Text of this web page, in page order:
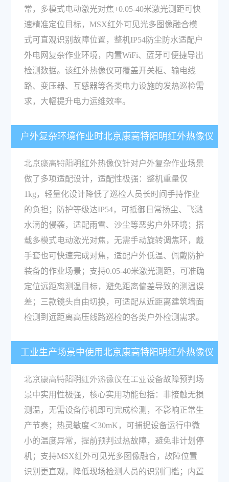
常，多模式电动激光对焦+0.05-40米激光测距可快
速精准定位目标，MSX红外可见光多图像融合模
式可直观识别故障位置，整机IP54防尘防水适配户
外电网复杂作业环境，内置WiFi、蓝牙可便捷导出
检测数据。该红外热像仪可覆盖开关柜、输电线
路、变压器、互感器等各类电力设施的发热巡检需
求，大幅提升电力运维效率。
户外复杂环境作业时北京康高特阳明红外热像仪
的适配性如何？
北京康高特阳明红外热像仪针对户外复杂作业场景
做了多项适配设计，适配性极强：整机重量仅
1kg，轻量化设计降低了巡检人员长时间手持作业
的负担；防护等级达IP54，可抵御日常扬尘、飞溅
水滴的侵袭，适配雨雪、沙尘等恶劣户外环境；搭
载多模式电动激光对焦，无需手动旋转调焦环，戴
手套也可快速完成对焦，适配户外低温、佩戴防护
装备的作业场景；支持0.05-40米激光测距，可准确
定位远距离测温目标，避免距离偏差导致的测温误
差；三款镜头自由切换，可适配从近距离建筑墙面
检测到远距离高压线路巡检的各类户外检测需求。
工业生产场景中使用北京康高特阳明红外热像仪
做设备故障预判有哪些实用功能？
北京康高特阳明红外热像仪在工业设备故障预判场
景中实用性极强，核心实用功能包括：非接触无损
测温，无需设备停机即可完成检测，不影响正常生
产节奏；热灵敏度＜30mK，可捕捉设备运行中微
小的温度异常，提前预判过热故障，避免非计划停
机；支持MSX红外可见光多图像融合，故障位置
识别更直观，降低现场检测人员的识别门槛；内置